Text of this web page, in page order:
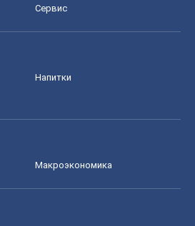
Сервис
Напитки
Mакроэкономика